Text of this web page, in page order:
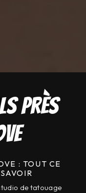
près
: TOUT CE
de tatouage